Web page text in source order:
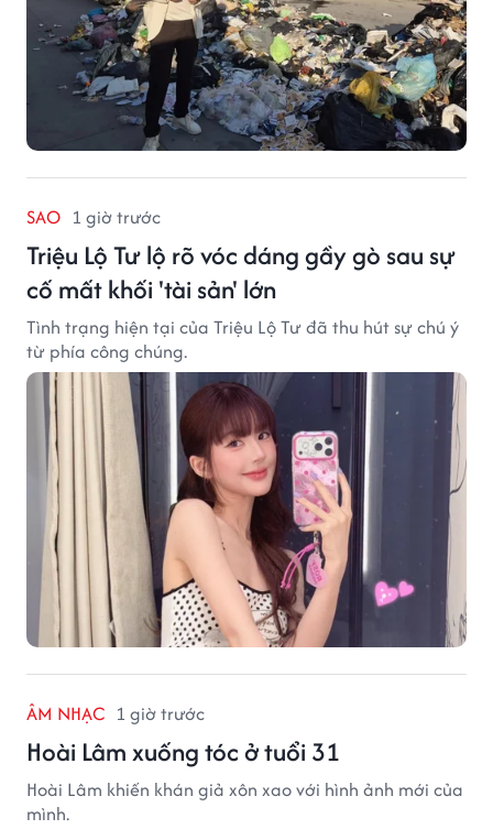
SAO 1 giờ trước
Triệu Lộ Tư lộ rõ vóc dáng gầy gò sau sự
cố mất khối 'tài sản' lớn
Tình trạng hiện tại của Triệu Lộ Tư đã thu hút sự chú ý
từ phía công chúng.
ÂM NHẠC 1 giờ trước
Hoài Lâm xuống tóc ở tuổi 31
Hoài Lâm khiến khán giả xôn xao với hình ảnh mới của
mình.